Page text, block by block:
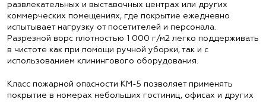
развлекательных и выставочных центрах или других
коммерческих помещениях, где покрытие ежедневно
испытывает нагрузку от посетителей и персонала.
Разрезной ворс плотностью 1 000 г/м2 легко поддерживать
в чистоте как при помощи ручной уборки, так и с
использованием клинингового оборудования.
Класс пожарной опасности КМ-5 позволяет применять
покрытие в номерах небольших гостиниц, офисах и других